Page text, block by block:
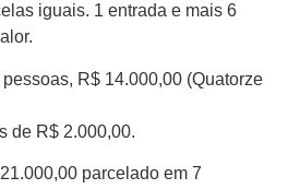
iguais. 1 entrada e mais 6
R$ 14.000,00 (Quatorze
de R$ 2.000,00.
parcelado em 7